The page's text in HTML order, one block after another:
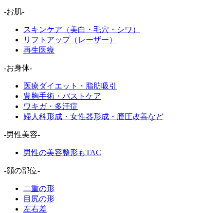
-お肌-
スキンケア（美白・毛穴・シワ）
リフトアップ（レーザー）
再生医療
-お身体-
医療ダイエット・脂肪吸引
豊胸手術・バストケア
ワキガ・多汗症
婦人科形成・女性器形成・膣圧改善など
-男性美容-
男性の美容整形もTAC
-顔の部位-
二重の形
目尻の形
左右差